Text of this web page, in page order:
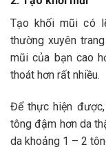
Tạo khối mũi có
thường xuyên
mũi của bạn cao
thoát hơn rất nhiều.
Để thực hiện
tông đậm hơn da
da khoảng 1 – 2